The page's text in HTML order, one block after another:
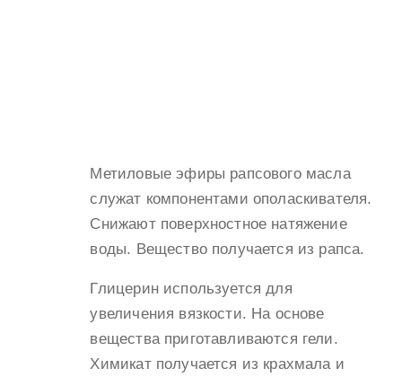
Метиловые эфиры рапсового масла
служат компонентами ополаскивателя.
Снижают поверхностное натяжение
воды. Вещество получается из рапса.
Глицерин используется для
увеличения вязкости. На основе
вещества приготавливаются гели.
Химикат получается из крахмала и